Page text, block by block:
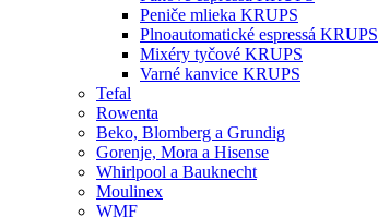
Peniče mlieka KRUPS
Plnoautomatické espressá KRUPS
Mixéry tyčové KRUPS
Varné kanvice KRUPS
Tefal
Rowenta
Beko, Blomberg a Grundig
Gorenje, Mora a Hisense
Whirlpool a Bauknecht
Moulinex
WMF